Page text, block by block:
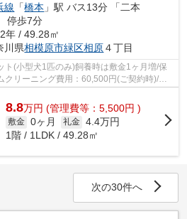
線 「橋本 」駅 バス13分 「二本
停歩7分
年 / 49.28㎡
川県相模原市緑区相原４丁目
ト(小型犬1匹のみ)飼養時は敷金1ヶ月増/保
クリーニング費用：60,500円(ご契約時)/電
8.8万円 (管理費等：5,500円 )
敷金 0ヶ月 礼金 4.4万円
1階 / 1LDK / 49.28㎡
次の30件へ